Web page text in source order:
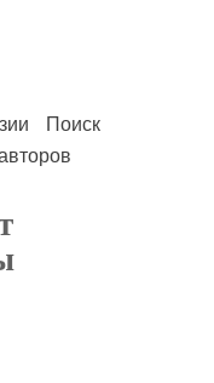
Поиск